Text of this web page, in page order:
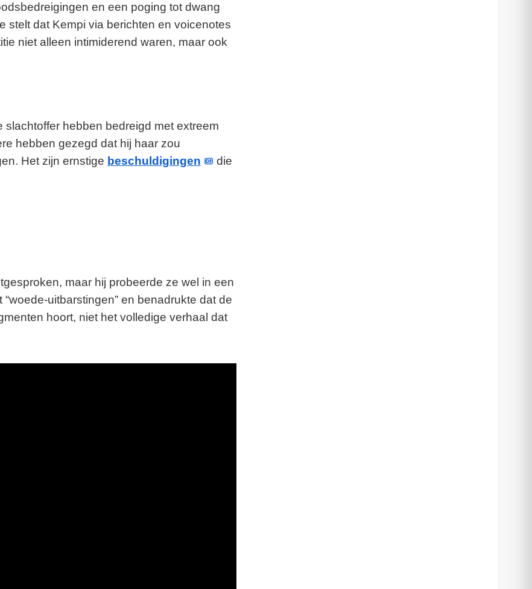
en een poging tot dwang
stelt dat Kempi via berichten en voicenotes
niet alleen intimiderend waren, maar ook
hebben bedreigd met extreem
hebben gezegd dat hij haar zou
Het zijn ernstige beschuldigingen
die
maar hij probeerde ze wel in een
uitbarstingen” en benadrukte dat de
hoort, niet het volledige verhaal dat